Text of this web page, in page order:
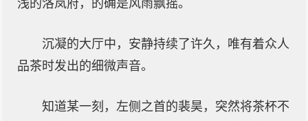
浅的洛岚府，的确是风雨飘摇。
沉凝的大厅中，安静持续了许久，唯有着众人
品茶时发出的细微声音。
知道某一刻，左侧之首的裴昊，突然将茶杯不